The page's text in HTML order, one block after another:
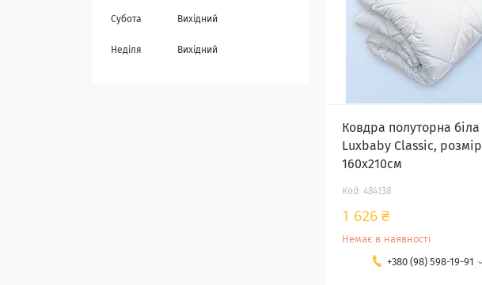
Ковдра полуторна біла
Luxbaby Classic, розмір
160х210см
484138
1 626 ₴
Немає в наявності
+380 (98) 598-19-91
Субота Вихідний
Неділя Вихідний